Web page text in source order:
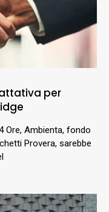
per
Ore, Ambienta, fondo
Provera, sarebbe